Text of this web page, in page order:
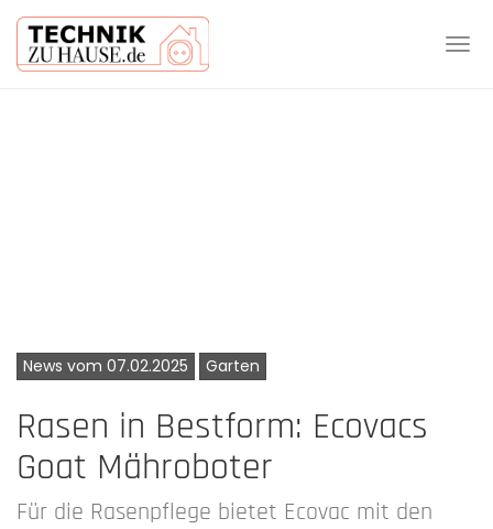
News vom 07.02.2025 Garten
Rasen in Bestform: Ecovacs
Goat Mähroboter
Für die Rasenpflege bietet Ecovac mit den